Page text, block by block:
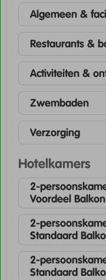
Algemeen &
Restaurants &
Activiteiten &
Zwembaden
Verzorging
Hotelkamers
2-
Voordeel Balkon
2-
Standaard
2-
Standaard